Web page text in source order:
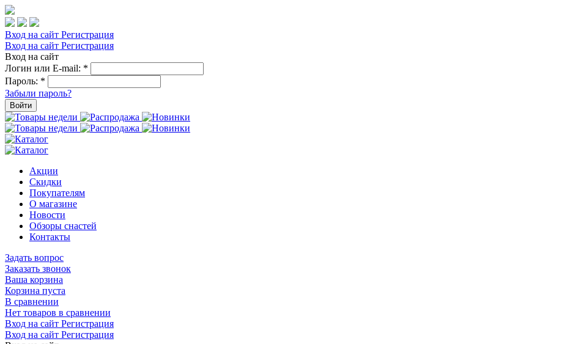
Вход на сайт Регистрация
Вход на сайт Регистрация
Вход на сайт
Логин или E-mail: *
Пароль: *
Забыли пароль?
Войти
Акции
Скидки
Покупателям
О магазине
Новости
Обзоры снастей
Контакты
Задать вопрос
Заказать звонок
Ваша корзина
Корзина пуста
В сравнении
Нет товаров в сравнении
Вход на сайт Регистрация
Вход на сайт Регистрация